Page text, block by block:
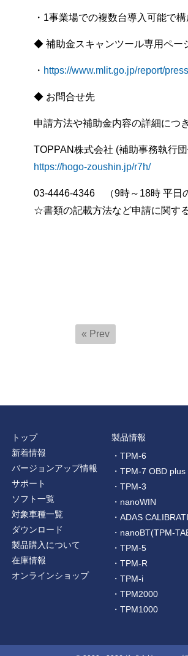
・1事業場での複数台導入可能で
◆ 補助金スキャンツール専用ペー
・ https://www.mlit.go.jp/report/
◆ お問合せ先
申請方法や補助金内容の詳細につ
TOPPAN株式会社 (補助事務執行
https://hogo-zoushin.jp/r7h/
03-4446-4346 （9時～18時 平日
☆書類の記載方法など申請に関す
« Prev
トップ
新着情報
バージョンアップ情報
サポート
ソフト一覧
対象車種一覧
ダウンロード
製品購入について
在庫情報
オンラインショップ
製品情報
・TPM-6
・TPM-7 OBD plus
・TPM-3
・nanoWIN
・ADAS
・nanoBT(TPM-
・TPM-5
・TPM-R
・TPM-i
・TPM2000
・TPM1000